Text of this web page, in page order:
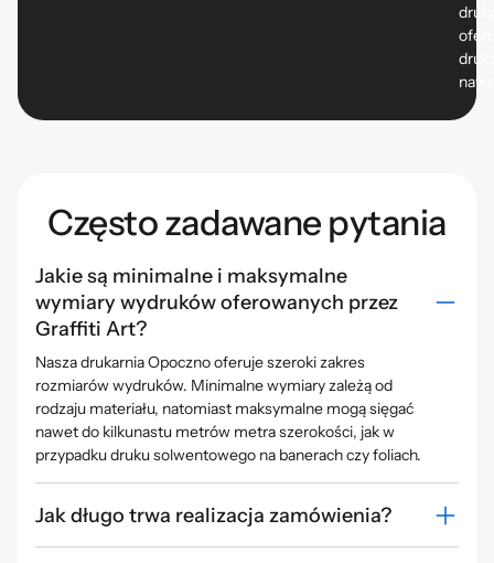
Często zadawane pytania
Jakie są minimalne i maksymalne
wymiary wydruków oferowanych przez
Graffiti Art?
Nasza drukarnia Opoczno oferuje szeroki zakres
rozmiarów wydruków. Minimalne wymiary zależą od
rodzaju materiału, natomiast maksymalne mogą sięgać
nawet do kilkunastu metrów metra szerokości, jak w
przypadku druku solwentowego na banerach czy foliach.
Jak długo trwa realizacja zamówienia?